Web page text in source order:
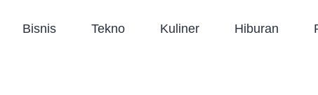
Bisnis Tekno Kuliner Hiburan